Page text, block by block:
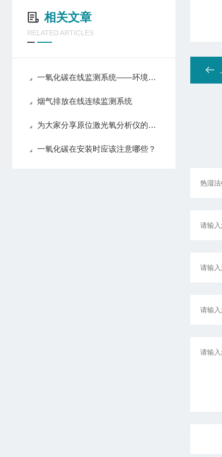
相关文章
RELATED ARTICLES
一氧化碳在线监测系统——环境监测的智能守护者
烟气排放在线连续监测系统
为大家分享原位激光氧分析仪的维护心得
一氧化碳在安装时应该注意哪些？